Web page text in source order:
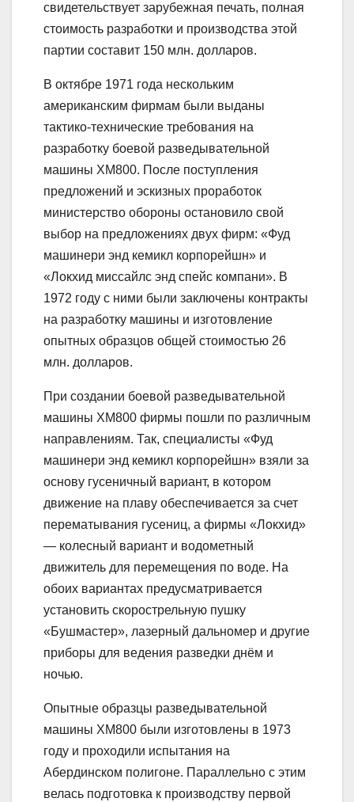
свидетельствует зарубежная печать, полная
стоимость разработки и производства этой
партии составит 150 млн. долларов.
В октябре 1971 года нескольким
американским фирмам были выданы
тактико-технические требования на
разработку боевой разведывательной
машины XM800. После поступления
предложений и эскизных проработок
министерство обороны остановило свой
выбор на предложениях двух фирм: «Фуд
машинери энд кемикл корпорейшн» и
«Локхид миссайлс энд спейс компани». В
1972 году с ними были заключены контракты
на разработку машины и изготовление
опытных образцов общей стоимостью 26
млн. долларов.
При создании боевой разведывательной
машины XM800 фирмы пошли по различным
направлениям. Так, специалисты «Фуд
машинери энд кемикл корпорейшн» взяли за
основу гусеничный вариант, в котором
движение на плаву обеспечивается за счет
перематывания гусениц, а фирмы «Локхид»
— колесный вариант и водометный
движитель для перемещения по воде. На
обоих вариантах предусматривается
установить скорострельную пушку
«Бушмастер», лазерный дальномер и другие
приборы для ведения разведки днём и
ночью.
Опытные образцы разведывательной
машины ХМ800 были изготовлены в 1973
году и проходили испытания на
Абердинском полигоне. Параллельно с этим
велась подготовка к производству первой